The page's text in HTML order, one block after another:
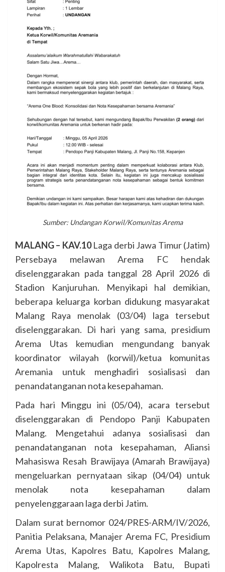
Sumber: Undangan Korwil/Komunitas Arema
MALANG – KAV.10Laga derbi Jawa Timur (Jatim)
Persebaya melawan Arema FC hendak
diselenggarakan pada tanggal 28 April 2026 di
Stadion Kanjuruhan. Menyikapi hal demikian,
beberapa keluarga korban didukung masyarakat
Malang Raya menolak (03/04) laga tersebut
diselenggarakan. Di hari yang sama, presidium
Arema Utas kemudian mengundang banyak
koordinator wilayah (korwil)/ketua komunitas
Aremania untuk menghadiri sosialisasi dan
penandatanganan nota kesepahaman.
Pada hari Minggu ini (05/04), acara tersebut
diselenggarakan di Pendopo Panji Kabupaten
Malang. Mengetahui adanya sosialisasi dan
penandatanganan nota kesepahaman, Aliansi
Mahasiswa Resah Brawijaya (Amarah Brawijaya)
mengeluarkan pernyataan sikap (04/04) untuk
menolak nota kesepahaman dalam
penyelenggaraan laga derbi Jatim.
Dalam surat bernomor 024/PRES-ARM/IV/2026,
Panitia Pelaksana, Manajer Arema FC, Presidium
Arema Utas, Kapolres Batu, Kapolres Malang,
Kapolresta Malang, Walikota Batu, Bupati